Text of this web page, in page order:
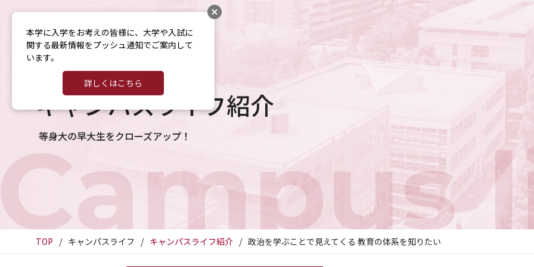
キャンパスライフ紹介
等身大の早大生をクローズアップ！
TOP キャンパスライフ キャンパスライフ紹介 政治を学ぶことで見えてくる 教育の体系を知りたい
本学に入学をお考えの皆様に、大学や入試に
関する最新情報をプッシュ通知でご案内して
います。
詳しくはこちら